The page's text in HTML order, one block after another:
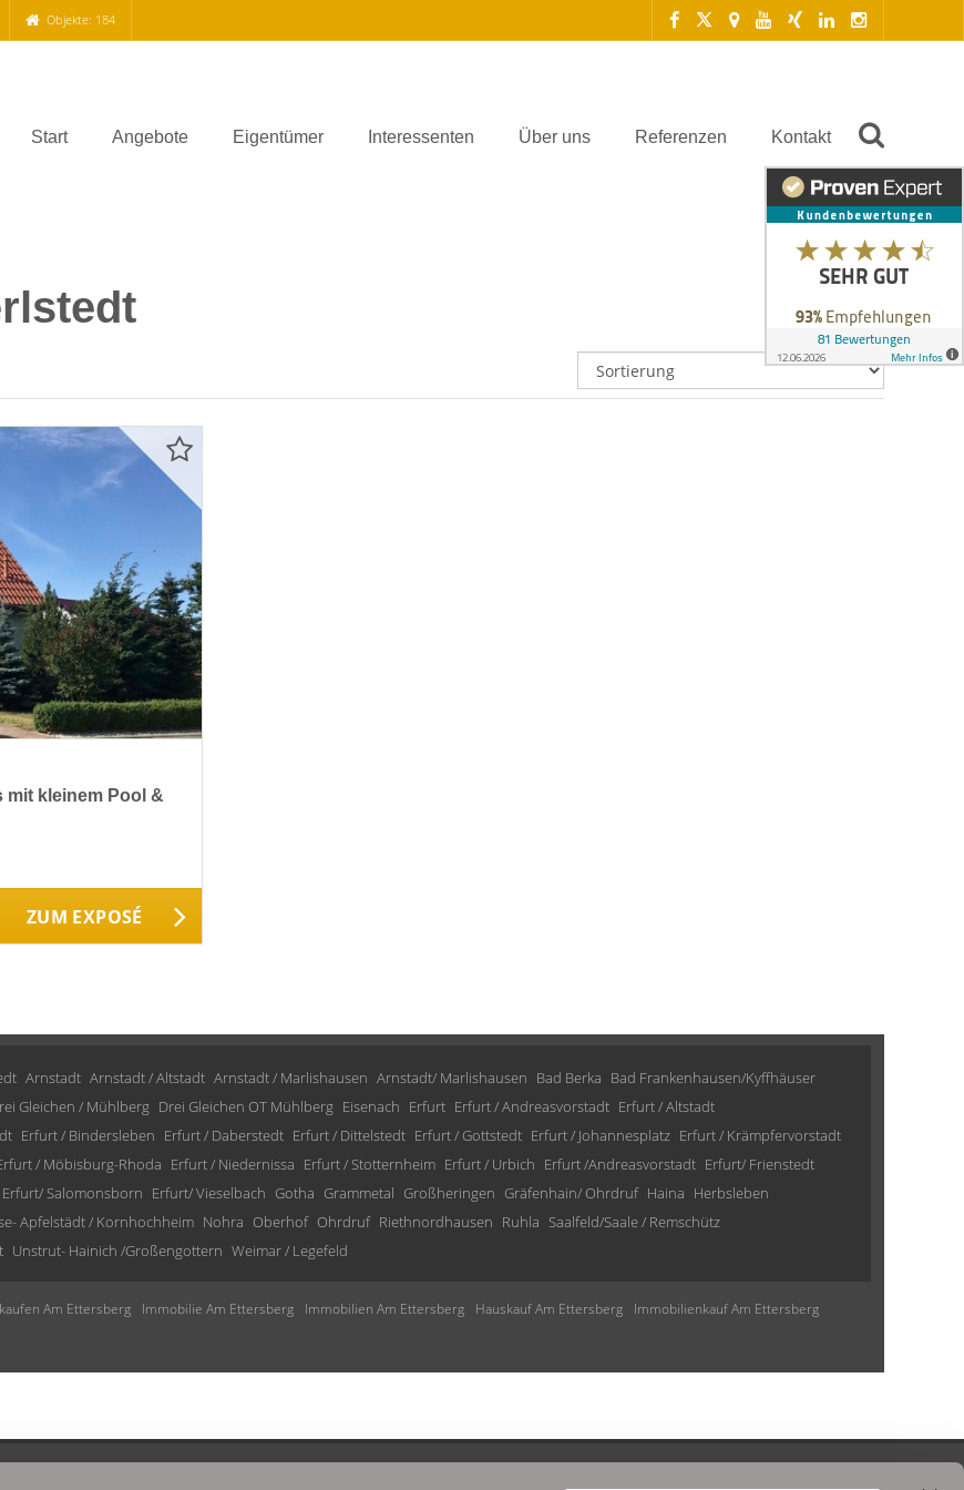
Objekte: 184
Start Angebote Eigentümer Interessenten Über uns Referenzen Kontakt
mit kleinem Pool &
ZUM EXPOSÉ
Arnstadt Arnstadt / Altstadt Arnstadt / Marlishausen Arnstadt/ Marlishausen Bad Berka Bad Frankenhausen/Kyffhäuser
Gleichen / Mühlberg Drei Gleichen OT Mühlberg Eisenach Erfurt Erfurt / Andreasvorstadt Erfurt / Altstadt
Erfurt / Bindersleben Erfurt / Daberstedt Erfurt / Dittelstedt Erfurt / Gottstedt Erfurt / Johannesplatz Erfurt / Krämpfervorstadt
/ Möbisburg-Rhoda Erfurt / Niedernissa Erfurt / Stotternheim Erfurt / Urbich Erfurt /Andreasvorstadt Erfurt/ Frienstedt
Erfurt/ Salomonsborn Erfurt/ Vieselbach Gotha Grammetal Großheringen Gräfenhain/ Ohrdruf Haina Herbsleben
Apfelstädt / Kornhochheim Nohra Oberhof Ohrdruf Riethnordhausen Ruhla Saalfeld/Saale / Remschütz
Unstrut- Hainich /Großengottern Weimar / Legefeld
kaufen Am Ettersberg Immobilie Am Ettersberg Immobilien Am Ettersberg Hauskauf Am Ettersberg
Immobilienkauf Am Ettersberg